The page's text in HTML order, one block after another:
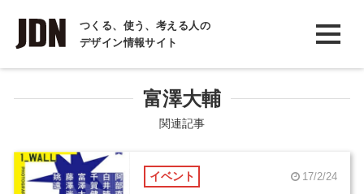
つくる、使う、考える人の
デザイン情報サイト
INTERVIEW
インタビュー
COLUMN
コラム
富澤大輔
関連記事
イベント 17/2/24